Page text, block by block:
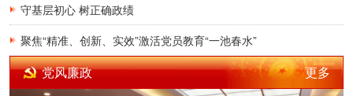
守基层初心 树正确政绩
聚焦“精准、创新、实效”激活党员教育“一池春水”
党风廉政 更多